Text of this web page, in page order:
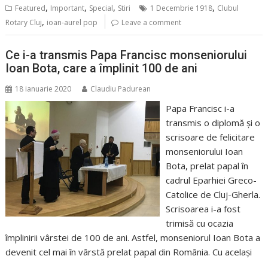
Featured, Important, Special, Stiri 1 Decembrie 1918, Clubul
Rotary Cluj, ioan-aurel pop Leave a comment
Ce i-a transmis Papa Francisc monseniorului
Ioan Bota, care a împlinit 100 de ani
18 ianuarie 2020 Claudiu Padurean
Papa Francisc i-a
transmis o diplomă și o
scrisoare de felicitare
monseniorului Ioan
Bota, prelat papal în
cadrul Eparhiei Greco-
Catolice de Cluj-Gherla.
Scrisoarea i-a fost
trimisă cu ocazia
împlinirii vârstei de 100 de ani. Astfel, monseniorul Ioan Bota a
devenit cel mai în vârstă prelat papal din România. Cu același